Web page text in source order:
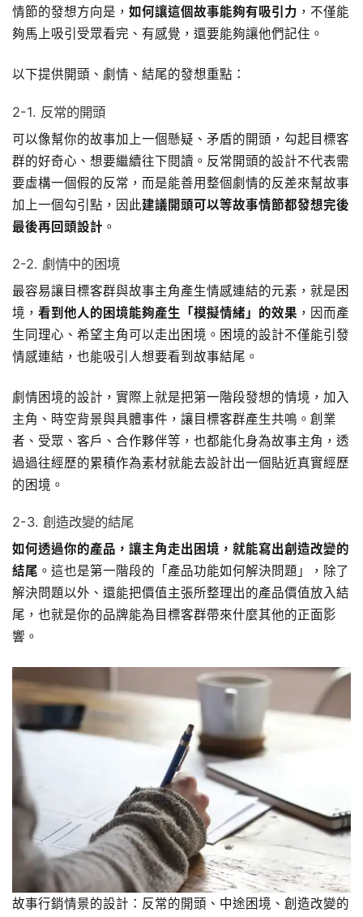
情節的發想方向是， 如何讓這個故事能夠有吸引力 ，不僅能
夠馬上吸引受眾看完、有感覺，還要能夠讓他們記住。
以下提供開頭、劇情、結尾的發想重點：
2-1. 反常的開頭
可以像幫你的故事加上一個懸疑、矛盾的開頭，勾起目標客
群的好奇心、想要繼續往下閱讀。反常開頭的設計不代表需
要虛構一個假的反常，而是能善用整個劇情的反差來幫故事
加上一個勾引點，因此建議開頭可以等故事情節都發想完後
最後再回頭設計 。
2-2. 劇情中的困境
最容易讓目標客群與故事主角產生情感連結的元素，就是困
境， 看到他人的困境能夠產生「模擬情緒」的效果 ，因而產
生同理心、希望主角可以走出困境。困境的設計不僅能引發
情感連結，也能吸引人想要看到故事結尾。
劇情困境的設計，實際上就是把第一階段發想的情境，加入
主角、時空背景與具體事件，讓目標客群產生共鳴。創業
者、受眾、客戶、合作夥伴等，也都能化身為故事主角，透
過過往經歷的累積作為素材就能去設計出一個貼近真實經歷
的困境。
2-3. 創造改變的結尾
如何透過你的產品，讓主角走出困境，就能寫出創造改變的
結尾 。這也是第一階段的「產品功能如何解決問題」，除了
解決問題以外、還能把價值主張所整理出的產品價值放入結
尾，也就是你的品牌能為目標客群帶來什麼其他的正面影
響。
故事行銷情景的設計：反常的開頭、中途困境、創造改變的